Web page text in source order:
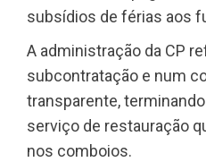
subsídios de férias aos
A administração da CP
subcontratação e num
transparente,
serviço de restauração
nos comboios.